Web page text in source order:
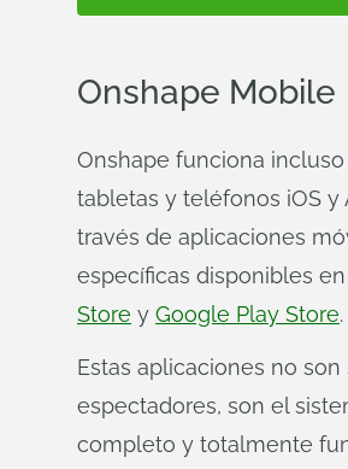
Onshape Mobile
Onshape funciona
tabletas y teléfonos iOS y
través de aplicaciones
específicas disponibles en
Store y Google Play Store.
Estas aplicaciones no son
espectadores, son el
completo y totalmente